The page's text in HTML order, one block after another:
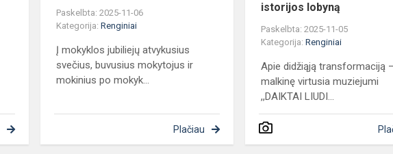
Paskelbta: 2025-11-06
Kategorija:Renginiai
Į mokyklos jubiliejų atvykusius
svečius, buvusius mokytojus ir
mokinius po mokyk...
Plačiau
istorijos lobyną
Paskelbta: 2025-11-05
Kategorija:Renginiai
Apie didžiąją transformaciją –
malkinę virtusia muziejumi
,,DAIKTAI LIUDI...